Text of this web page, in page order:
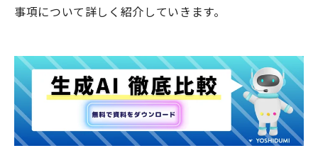
事項について詳しく紹介していきます。